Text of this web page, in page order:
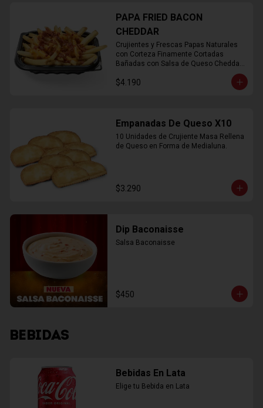
PAPA FRIED BACON
CHEDDAR
Crujientes y Frescas Papas Naturales
con Corteza Finamente Cortadas
Bañadas con Salsa de Queso Cheddar
$4.190
Empanadas De Queso X10
10 Unidades de Crujiente Masa Rellena
de Queso en Forma de Medialuna.
$3.290
Dip Baconaisse
Salsa Baconaisse
$450
BEBIDAS
Bebidas En Lata
Elige tu Bebida en Lata